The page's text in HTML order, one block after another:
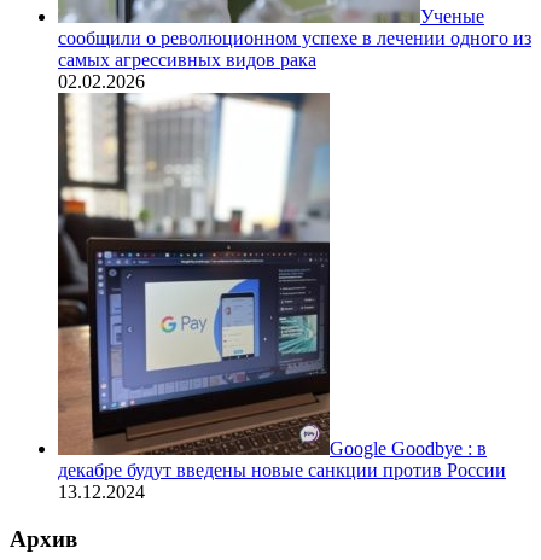
Ученые
сообщили о революционном успехе в лечении одного из
самых агрессивных видов рака
02.02.2026
Google Goodbye : в
декабре будут введены новые санкции против России
13.12.2024
Архив